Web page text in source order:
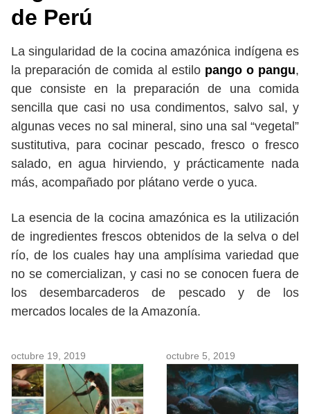
de Perú
La singularidad de la cocina amazónica indígena es
la preparación de comida al estilo pango o pangu,
que consiste en la preparación de una comida
sencilla que casi no usa condimentos, salvo sal, y
algunas veces no sal mineral, sino una sal “vegetal”
sustitutiva, para cocinar pescado, fresco o fresco
salado, en agua hirviendo, y prácticamente nada
más, acompañado por plátano verde o yuca.
La esencia de la cocina amazónica es la utilización
de ingredientes frescos obtenidos de la selva o del
río, de los cuales hay una amplísima variedad que
no se comercializan, y casi no se conocen fuera de
los desembarcaderos de pescado y de los
mercados locales de la Amazonía.
octubre 19, 2019 octubre 5, 2019